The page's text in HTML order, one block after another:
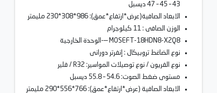
43 – 45 – 47 ديسبل
الابعاد الصافية(عرض*ارتفاع*عمق): 986*308*230 مليمتر
الوزن الصافى : 11 كيلوجرام
MOSEFT-18HDN8-X2Q8 —-الوحدة الخارجية
نوع الضاغط تروبيكال : إنفرتر دورانى
نوع الفريون / نوع توصيلات المواسير: R32 / فلير
مستوى ضغط الصوت: 54.6 – 55.8 ديسبل
الابعاد الصافية (عرض*ارتفاع*عمق): 766*556*290 مليمتر